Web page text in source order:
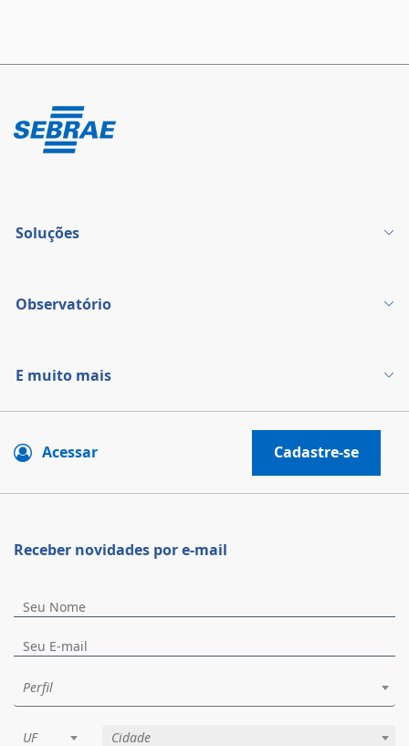
Soluções
Observatório
E muito mais
Acessar Cadastre-se
Receber novidades por e-mail
Perfil
UF Cidade